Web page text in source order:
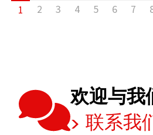
化？
需
要
集
1 2 3 4 5 6 7
欢迎与我
联系我